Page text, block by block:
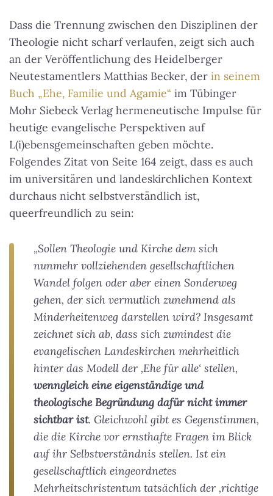
Dass die Trennung zwischen den Disziplinen der
Theologie nicht scharf verlaufen, zeigt sich auch
an der Veröffentlichung des Heidelberger
Neutestamentlers Matthias Becker, der in seinem
Buch „Ehe, Familie und Agamie“ im Tübinger
Mohr Siebeck Verlag hermeneutische Impulse für
heutige evangelische Perspektiven auf
L(i)ebensgemeinschaften geben möchte.
Folgendes Zitat von Seite 164 zeigt, dass es auch
im universitären und landeskirchlichen Kontext
durchaus nicht selbstverständlich ist,
queerfreundlich zu sein:
„Sollen Theologie und Kirche dem sich
nunmehr vollziehenden gesellschaftlichen
Wandel folgen oder aber einen Sonderweg
gehen, der sich vermutlich zunehmend als
Minderheitenweg darstellen wird? Insgesamt
zeichnet sich ab, dass sich zumindest die
evangelischen Landeskirchen mehrheitlich
hinter das Modell der ‚Ehe für alle‘ stellen,
wenngleich eine eigenständige und
theologische Begründung dafür nicht immer
sichtbar ist. Gleichwohl gibt es Gegenstimmen,
die die Kirche vor ernsthafte Fragen im Blick
auf ihr Selbstverständnis stellen. Ist ein
gesellschaftlich eingeordnetes
Mehrheitschristentum tatsächlich der ‚richtige